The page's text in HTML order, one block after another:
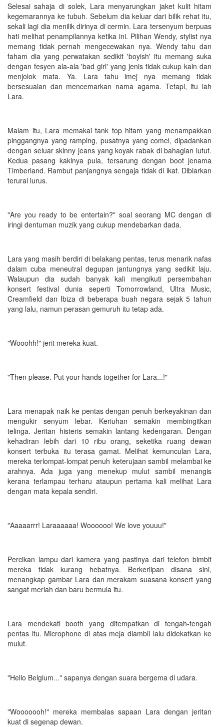
Selesai sahaja di solek, Lara menyarungkan jaket kulit hitam
kegemarannya ke tubuh. Sebelum dia keluar dari bilik rehat itu,
sekali lagi dia menilik dirinya di cermin. Lara tersenyum berpuas
hati melihat penampilannya ketika ini. Pilihan Wendy, stylist nya
memang tidak pernah mengecewakan nya. Wendy tahu dan
faham dia yang perwatakan sedikit 'boyish' itu memang suka
dengan fesyen ala-ala 'bad girl' yang jenis tidak cukup kain dan
menjolok mata. Ya. Lara tahu imej nya memang tidak
bersesuaian dan mencemarkan nama agama. Tetapi, itu lah
Lara.
Malam itu, Lara memakai tank top hitam yang menampakkan
pinggangnya yang ramping, pusatnya yang comel, dipadankan
dengan seluar skinny jeans yang koyak rabak di bahagian lutut.
Kedua pasang kakinya pula, tersarung dengan boot jenama
Timberland. Rambut panjangnya sengaja tidak di ikat. Dibiarkan
terurai lurus.
"Are you ready to be entertain?" soal seorang MC dengan di
iringi dentuman muzik yang cukup mendebarkan dada.
Lara yang masih berdiri di belakang pentas, terus menarik nafas
dalam cuba meneutral degupan jantungnya yang sedikit laju.
Walaupun dia sudah banyak kali mengikuti persembahan
konsert festival dunia seperti Tomorrowland, Ultra Music,
Creamfield dan Ibiza di beberapa buah negara sejak 5 tahun
yang lalu, namun perasan gemuruh itu tetap ada.
"Wooohh!" jerit mereka kuat.
"Then please. Put your hands together for Lara...!"
Lara menapak naik ke pentas dengan penuh berkeyakinan dan
mengukir senyum lebar. Keriuhan semakin membingitkan
telinga. Jeritan histeris semakin lantang kedengaran. Dengan
kehadiran lebih dari 10 ribu orang, seketika ruang dewan
konsert terbuka itu terasa gamat. Melihat kemunculan Lara,
mereka terlompat-lompat penuh keterujaan sambil melambai ke
arahnya. Ada juga yang menekup mulut sambil menangis
kerana terlampau terharu ataupun pertama kali melihat Lara
dengan mata kepala sendiri.
"Aaaaarrr! Laraaaaaa! Woooooo! We love youuu!"
Percikan lampu dari kamera yang pastinya dari telefon bimbit
mereka tidak kurang hebatnya. Berkerlipan disana sini,
menangkap gambar Lara dan merakam suasana konsert yang
sangat meriah dan baru bermula itu.
Lara mendekati booth yang ditempatkan di tengah-tengah
pentas itu. Microphone di atas meja diambil lalu didekatkan ke
mulut.
"Hello Belgium..." sapanya dengan suara bergema di udara.
"Wooooooh!" mereka membalas sapaan Lara dengan jeritan
kuat di segenap dewan.